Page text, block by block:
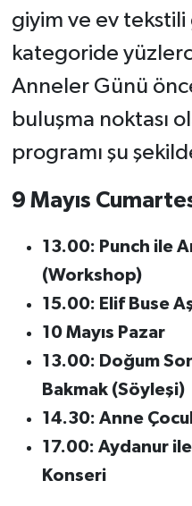
giyim ve ev tekstili
kategoride
Anneler Günü
buluşma noktası
programı şu
9 Mayıs
13.00: Punch ile
(Workshop)
15.00: Elif Buse
10 Mayıs Pazar
13.00: Doğum
Bakmak (Söyleşi)
14.30: Anne
17.00: Aydanur
Konseri